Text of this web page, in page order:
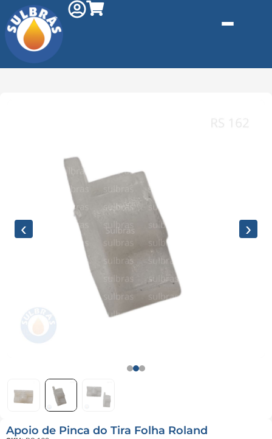
‹ ›
Apoio de Pinca do Tira Folha Roland
Linha